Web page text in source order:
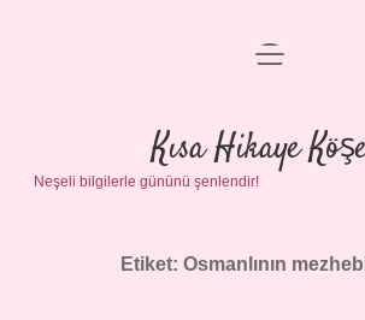
Anasayfa
Gizlilik Politikası
Yasal Uyarı
menüyü
Kısa Hikaye
Neşeli bilgilerle gününü şenlendir!
Etiket: Osmanlının